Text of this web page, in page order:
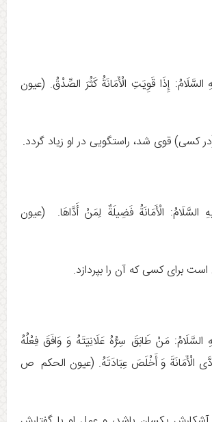
السَّلَامُ: إِذَا قَوِيَتِ‏ الْأَمَانَةُ كَثُرَ الصِّدْقُ‏. (عيون
كسى) قوى شد، راستگویى در او زیاد گردد.
السَّلَامُ: الْأَمَانَةُ فَضِيلَةٌ لِمَنْ‏ أَدَّاهَا. (عيون
است براى كسى كه آن را بپردازد.
السَّلَامُ: مَنْ‏ طَابَقَ‏ سِرُّهُ‏ عَلَانِيَتَهُ‏ وَ وَافَقَ فِعْلُهُ
الْأَمَانَةَ وَ أَخْلَصَ‏ عِبَادَتَهُ. (عيون الحكم ص